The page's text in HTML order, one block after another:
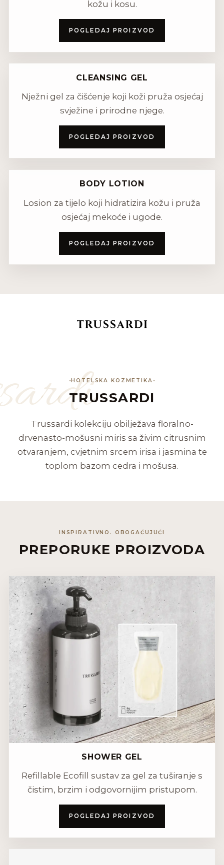
kožu i kosu.
POGLEDAJ PROIZVOD
CLEANSING GEL
Nježni gel za čišćenje koji koži pruža osjećaj
svježine i prirodne njege.
POGLEDAJ PROIZVOD
BODY LOTION
Losion za tijelo koji hidratizira kožu i pruža
osjećaj mekoće i ugode.
POGLEDAJ PROIZVOD
HOTELSKA KOZMETIKA
TRUSSARDI
Trussardi kolekciju obilježava floralno-
drvenasto-mošusni miris sa živim citrusnim
otvaranjem, cvjetnim srcem irisa i jasmina te
toplom bazom cedra i mošusa.
INSPIRATIVNO. OBOGAĆUJUĆI
PREPORUKE PROIZVODA
SHOWER GEL
Refillable Ecofill sustav za gel za tuširanje s
čistim, brzim i odgovornijim pristupom.
POGLEDAJ PROIZVOD